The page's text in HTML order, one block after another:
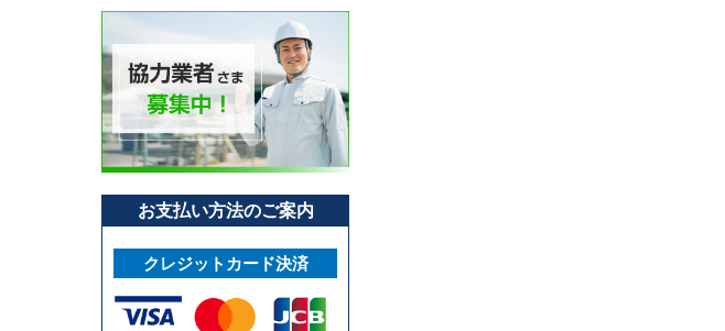
お支払い方法のご案内
クレジットカード決済